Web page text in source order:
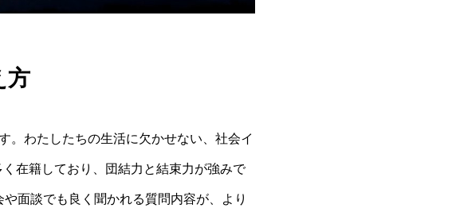
方
。わたしたちの生活に欠かせない、社会イ
在籍しており、団結力と結束力が強みで
面談でも良く聞かれる質問内容が、より